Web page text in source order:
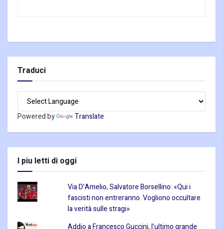
Traduci
Powered by Translate
I piu letti di oggi
Via D’Amelio, Salvatore Borsellino: «Qui i
fascisti non entreranno. Vogliono occultare
la verità sulle stragi»
Addio a Francesco Guccini, l’ultimo grande